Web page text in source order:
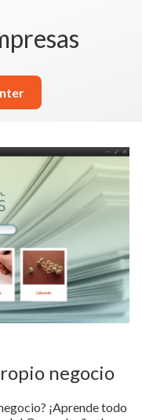
negocio
¡Aprende todo